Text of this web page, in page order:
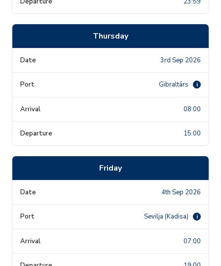
Thursday
3rd Sep 2026
Gibraltārs i
08:00
15:00
Friday
4th Sep 2026
Sevilja (Kadisa) i
07:00